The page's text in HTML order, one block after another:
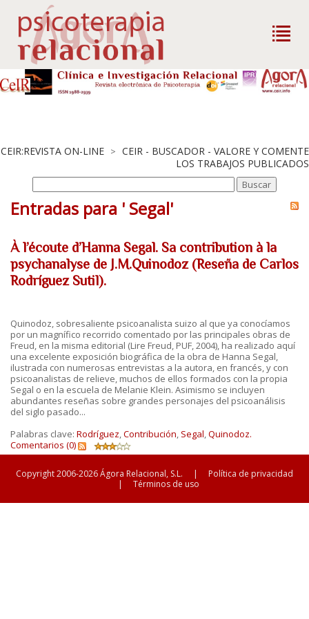
CEIR:REVISTA ON-LINE > CEIR - BUSCADOR - VALORE Y COMENTE
LOS TRABAJOS PUBLICADOS
Entradas para ' Segal'
À l’écoute d’Hanna Segal. Sa contribution à la
psychanalyse de J.M.Quinodoz (Reseña de Carlos
Rodríguez Sutil).
Quinodoz, sobresaliente psicoanalista suizo al que ya conocíamos
por un magnífico recorrido comentado por las principales obras de
Freud, en la misma editorial (Lire Freud, PUF, 2004), ha realizado aquí
una excelente exposición biográfica de la obra de Hanna Segal,
ilustrada con numerosas entrevistas a la autora, en francés, y con
psicoanalistas de relieve, muchos de ellos formados con la propia
Segal o en la escuela de Melanie Klein. Asimismo se incluyen
abundantes reseñas sobre grandes personajes del psicoanálisis
del siglo pasado...
Palabras clave: Rodríguez,Contribución, Segal,Quinodoz.
Comentarios (0)
Copyright 2006-2026 Ágora Relacional, S.L. |
Política de privacidad
|
Términos de uso